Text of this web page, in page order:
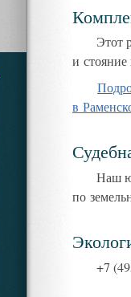
Этот
и стояние
в
Наш
по
+7(